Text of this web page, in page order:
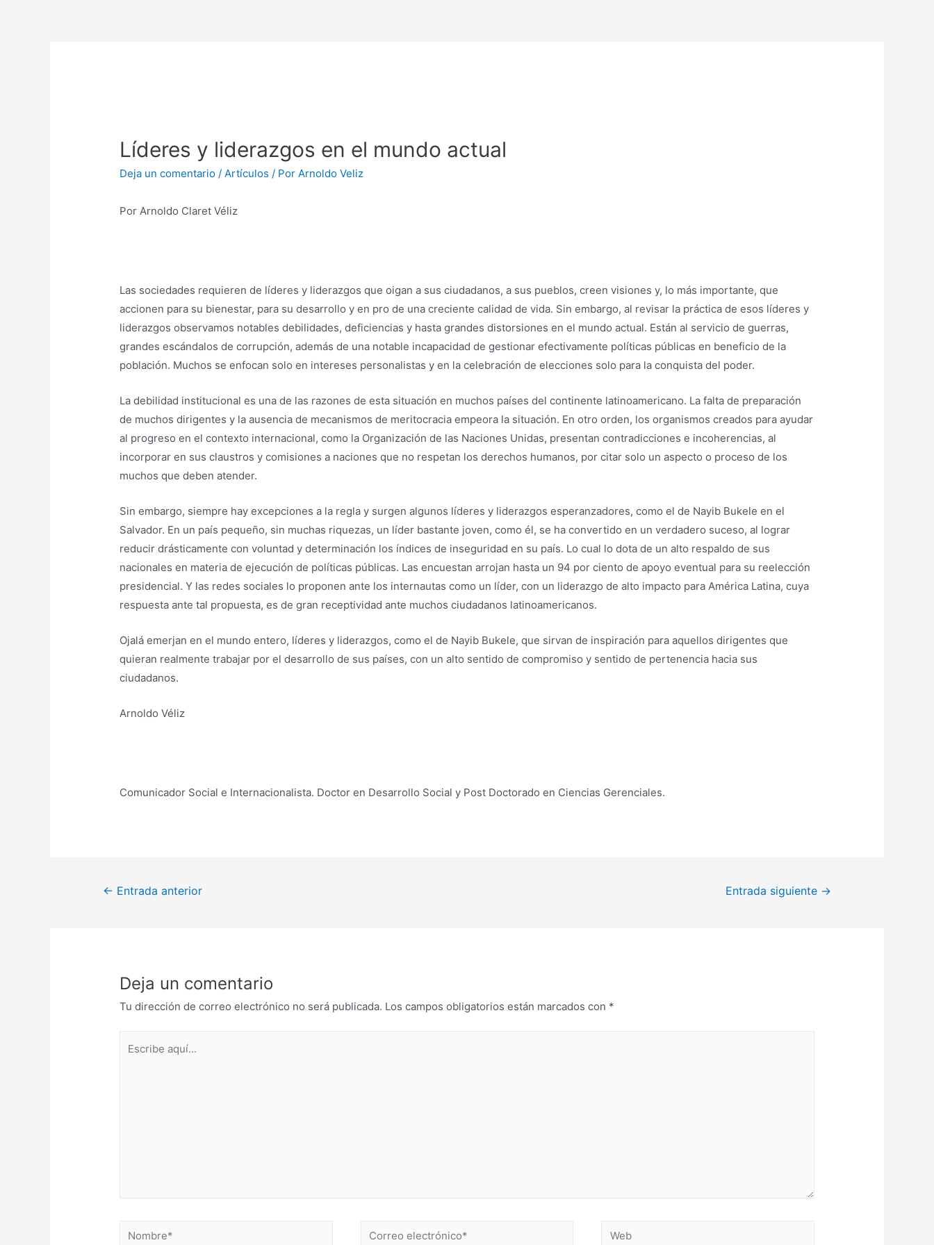
Líderes y liderazgos en el mundo actual
Deja un comentario /Artículos / PorArnoldo Veliz
Por Arnoldo Claret Véliz
Las sociedades requieren de líderes y liderazgos que oigan a sus ciudadanos, a sus pueblos, creen visiones y, lo más importante, que
accionen para su bienestar, para su desarrollo y en pro de una creciente calidad de vida. Sin embargo, al revisar la práctica de esos líderes y
liderazgos observamos notables debilidades, deficiencias y hasta grandes distorsiones en el mundo actual. Están al servicio de guerras,
grandes escándalos de corrupción, además de una notable incapacidad de gestionar efectivamente políticas públicas en beneficio de la
población. Muchos se enfocan solo en intereses personalistas y en la celebración de elecciones solo para la conquista del poder.
La debilidad institucional es una de las razones de esta situación en muchos países del continente latinoamericano. La falta de preparación
de muchos dirigentes y la ausencia de mecanismos de meritocracia empeora la situación. En otro orden, los organismos creados para ayudar
al progreso en el contexto internacional, como la Organización de las Naciones Unidas, presentan contradicciones e incoherencias, al
incorporar en sus claustros y comisiones a naciones que no respetan los derechos humanos, por citar solo un aspecto o proceso de los
muchos que deben atender.
Sin embargo, siempre hay excepciones a la regla y surgen algunos líderes y liderazgos esperanzadores, como el de Nayib Bukele en el
Salvador. En un país pequeño, sin muchas riquezas, un líder bastante joven, como él, se ha convertido en un verdadero suceso, al lograr
reducir drásticamente con voluntad y determinación los índices de inseguridad en su país. Lo cual lo dota de un alto respaldo de sus
nacionales en materia de ejecución de políticas públicas. Las encuestan arrojan hasta un 94 por ciento de apoyo eventual para su reelección
presidencial. Y las redes sociales lo proponen ante los internautas como un líder, con un liderazgo de alto impacto para América Latina, cuya
respuesta ante tal propuesta, es de gran receptividad ante muchos ciudadanos latinoamericanos.
Ojalá emerjan en el mundo entero, líderes y liderazgos, como el de Nayib Bukele, que sirvan de inspiración para aquellos dirigentes que
quieran realmente trabajar por el desarrollo de sus países, con un alto sentido de compromiso y sentido de pertenencia hacia sus
ciudadanos.
Arnoldo Véliz
Comunicador Social e Internacionalista. Doctor en Desarrollo Social y Post Doctorado en Ciencias Gerenciales.
Navegación
← Entrada anterior Entrada siguiente →
Deja un comentario
Tu dirección de correo electrónico no será publicada. Los campos obligatorios están marcados con *
Nombre*
Correo
Web